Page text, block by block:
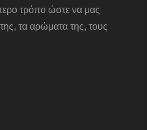
τρόπο ώστε να μας
τα αρώματα της, τους